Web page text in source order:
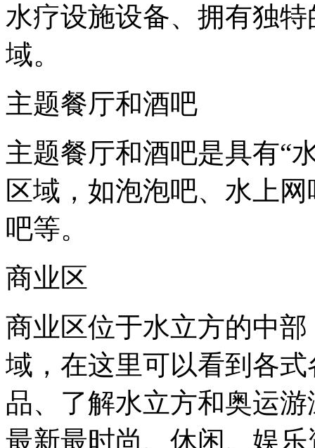
水疗设施设备、拥有独
域。
主题餐厅和酒吧
主题餐厅和酒吧是具有“
区域，如泡泡吧、水上
吧等。
商业区
商业区位于水立方的中
域，在这里可以看到各
品、了解水立方和奥运
最新最时尚、休闲、娱乐